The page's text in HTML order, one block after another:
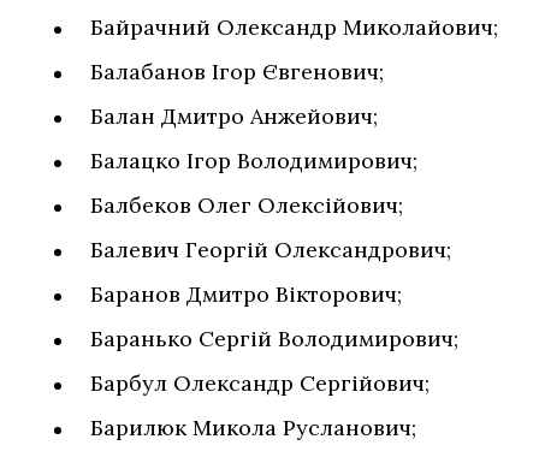
Байрачний Олександр Миколайович;
Балабанов Ігор Євгенович;
Балан Дмитро Анжейович;
Балацко Ігор Володимирович;
Балбеков Олег Олексійович;
Балевич Георгій Олександрович;
Баранов Дмитро Вікторович;
Баранько Сергій Володимирович;
Барбул Олександр Сергійович;
Барилюк Микола Русланович;